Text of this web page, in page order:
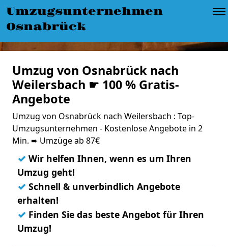
Umzugsunternehmen
Osnabrück
Umzug von Osnabrück nach
Weilersbach ☛ 100 % Gratis-
Angebote
Umzug von Osnabrück nach Weilersbach : Top-
Umzugsunternehmen - Kostenlose Angebote in 2
Min. ➨ Umzüge ab 87€
✓ Wir helfen Ihnen, wenn es um Ihren
Umzug geht!
✓ Schnell & unverbindlich Angebote
erhalten!
✓ Finden Sie das beste Angebot für Ihren
Umzug!